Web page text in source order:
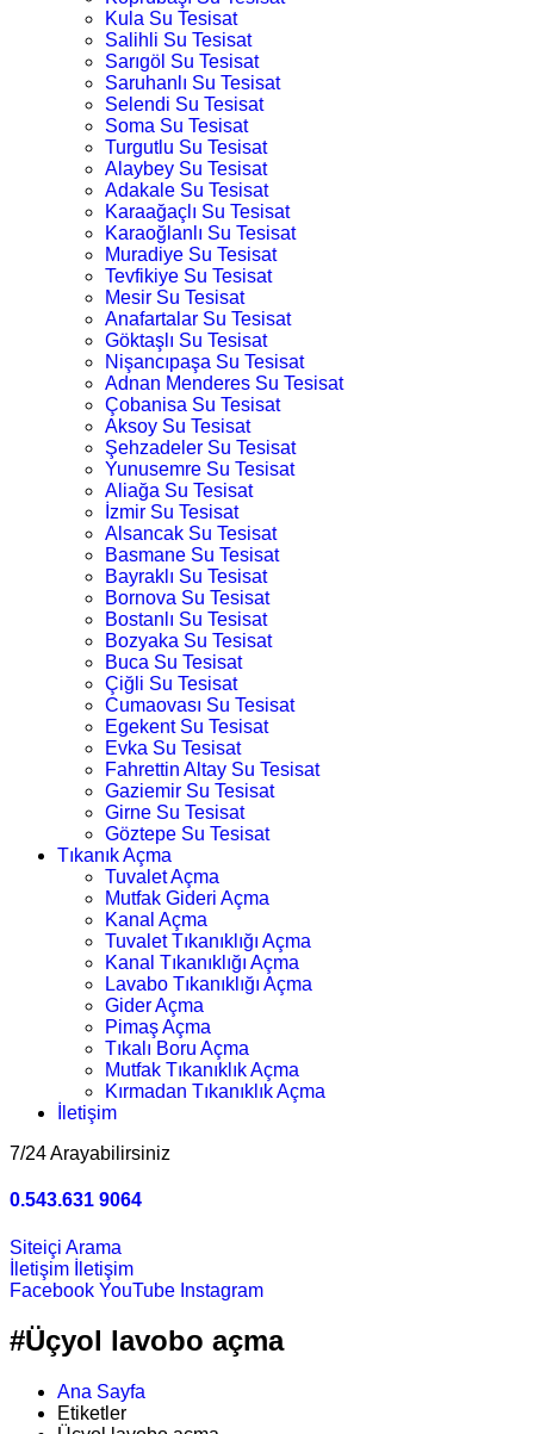
Kula Su Tesisat
Salihli Su Tesisat
Sarıgöl Su Tesisat
Saruhanlı Su Tesisat
Selendi Su Tesisat
Soma Su Tesisat
Turgutlu Su Tesisat
Alaybey Su Tesisat
Adakale Su Tesisat
Karaağaçlı Su Tesisat
Karaoğlanlı Su Tesisat
Muradiye Su Tesisat
Tevfikiye Su Tesisat
Mesir Su Tesisat
Anafartalar Su Tesisat
Göktaşlı Su Tesisat
Nişancıpaşa Su Tesisat
Adnan Menderes Su Tesisat
Çobanisa Su Tesisat
Aksoy Su Tesisat
Şehzadeler Su Tesisat
Yunusemre Su Tesisat
Aliağa Su Tesisat
İzmir Su Tesisat
Alsancak Su Tesisat
Basmane Su Tesisat
Bayraklı Su Tesisat
Bornova Su Tesisat
Bostanlı Su Tesisat
Bozyaka Su Tesisat
Buca Su Tesisat
Çiğli Su Tesisat
Cumaovası Su Tesisat
Egekent Su Tesisat
Evka Su Tesisat
Fahrettin Altay Su Tesisat
Gaziemir Su Tesisat
Girne Su Tesisat
Göztepe Su Tesisat
Tıkanık Açma
Tuvalet Açma
Mutfak Gideri Açma
Kanal Açma
Tuvalet Tıkanıklığı Açma
Kanal Tıkanıklığı Açma
Lavabo Tıkanıklığı Açma
Gider Açma
Pimaş Açma
Tıkalı Boru Açma
Mutfak Tıkanıklık Açma
Kırmadan Tıkanıklık Açma
İletişim
7/24 Arayabilirsiniz
0.543.631 9064
Siteiçi Arama
İletişim
İletişim
Facebook YouTube Instagram
#Üçyol lavobo açma
Ana Sayfa
Etiketler